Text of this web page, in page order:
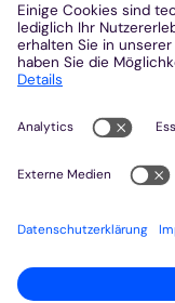
Zukunft der
An der
aktuell 1135
Zurück
Quelle:Schule